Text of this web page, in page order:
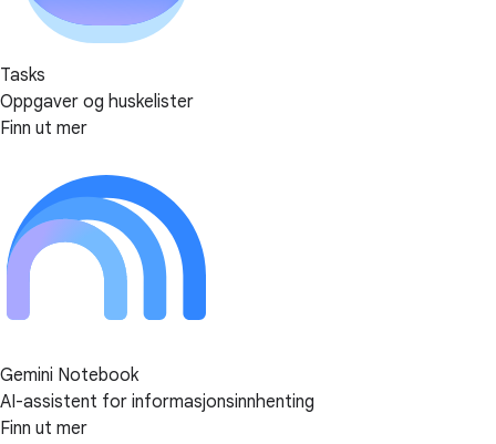
Tasks
Oppgaver og huskelister
Finn ut mer
Gemini Notebook
AI-assistent for informasjonsinnhenting
Finn ut mer